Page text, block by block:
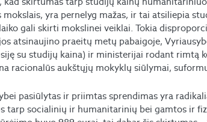
yra pernelyg mažas, ir tai atsiliepia
gali skirti mokslinei veiklai. Tokia
atsinaujino praeitų metų pabaigoje,
su studijų kaina) ir ministerijai rodant rimtą
racionalūs aukštųjų mokyklų siūlymai,
pasiūlytas ir priimtas sprendimas yra
tarp socialinių ir humanitarinių bei gamtos ir